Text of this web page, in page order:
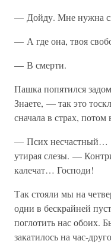
— Дойду. Мне нужна
— А где она, твоя
— В смерти.
Пашка попятился
Знаете, — так это
сначала в страх, потом
— Псих несчастный…
утирая слезы. —
калечат… Господи!
Так стояли мы на
одни в бескрайней
поглотить нас обоих.
закатилось на час-